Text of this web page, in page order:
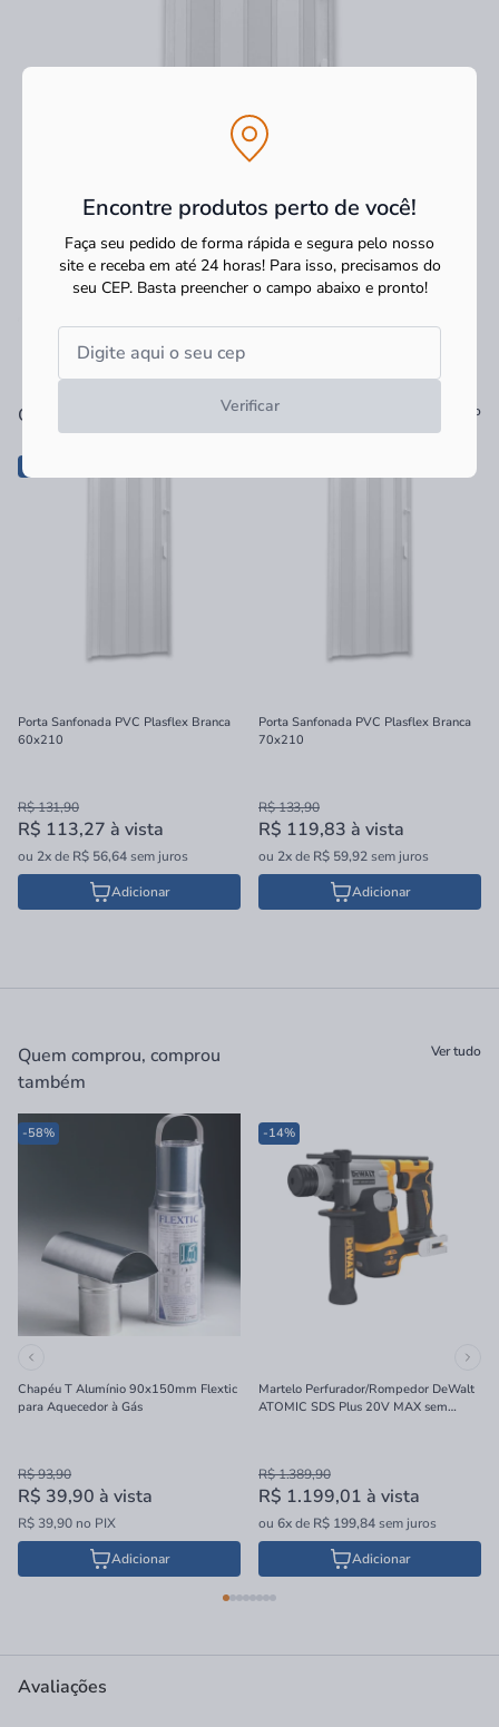
Encontre produtos perto de você!
Faça seu pedido de forma rápida e segura pelo nosso
site e receba em até 24 horas! Para isso, precisamos do
seu CEP. Basta preencher o campo abaixo e pronto!
Verificar
Os mais vendidos Ver tudo
-14%
Porta Sanfonada PVC Plasflex Branca
60x210
R$ 131,90
R$ 113,27 à vista
ou 2xde R$ 56,64sem juros
Adicionar
Porta Sanfonada PVC Plasflex Branca
70x210
R$ 133,90
R$ 119,83 à vista
ou 2xde R$ 59,92sem juros
Adicionar
Quem comprou, comprou
também
Ver tudo
-58%
Chapéu T Alumínio 90x150mm Flextic
para Aquecedor à Gás
R$ 93,90
R$ 39,90 à vista
R$ 39,90 no PIX
Adicionar
-14%
Martelo Perfurador/Rompedor DeWalt
ATOMIC SDS Plus 20V MAX sem
R$ 1.389,90
R$ 1.199,01 à vista
ou 6xde R$ 199,84sem juros
Adicionar
Avaliações